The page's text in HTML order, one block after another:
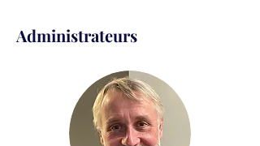
Administrateurs